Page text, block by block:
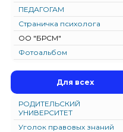
ПЕДАГОГАМ
Страничка психолога
ОО "БРСМ"
Фотоальбом
Для всех
РОДИТЕЛЬСКИЙ
УНИВЕРСИТЕТ
Уголок правовых знаний